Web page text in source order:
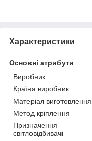
Характеристики
Основні атрибути
Виробник
Країна виробник
Матеріал виготовлення
Метод кріплення
Призначення
світловідбивачі